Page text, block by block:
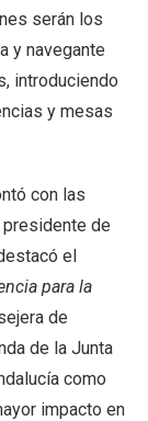
serán los
y navegante
introduciendo
y mesas
con las
de
el
para la
de
de la Junta
como
impacto en